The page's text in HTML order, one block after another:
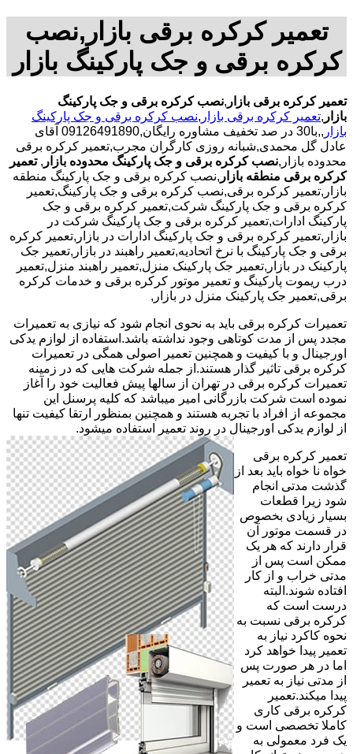
تعمیر کرکره برقی بازار,نصب
کرکره برقی و جک پارکینگ بازار
تعمیر کرکره برقی بازار ,نصب کرکره برقی و جک پارکینگ
بازار ,تعمیر کرکره برقی بازار ,نصب کرکره برقی و جک پارکینگ
بازار
,,با30 در صد تخفیف مشاوره رایگان,09126491890 آقای
عادل گل محمدی,شبانه روزی کارگران مجرب,تعمیر کرکره برقی
محدوده بازار,نصب کرکره برقی و جک پارکینگ محدوده بازار , تعمیر
کرکره برقی منطقه بازار ,نصب کرکره برقی و جک پارکینگ منطقه
بازار,تعمیر کرکره برقی,نصب کرکره برقی و جک پارکینگ,تعمیر
کرکره برقی و جک پارکینگ شرکت,تعمیر کرکره برقی و جک
پارکینگ ادارات,تعمیر کرکره برقی و جک پارکینگ شرکت در
بازار,تعمیر کرکره برقی و جک پارکینگ ادارات در بازار,تعمیر کرکره
برقی و جک پارکینگ با نرخ اتحادیه,تعمیر راهبند در بازار,تعمیر جک
پارکینک در بازار,تعمیر جک پارکینک منزل,تعمیر راهبند منزل,تعمیر
درب ریموت پارکینگ و تعمیر موتور کرکره برقی و خدمات کرکره
برقی,تعمیر جک پارکینک منزل در بازار,
تعمیرات کرکره برقی باید به نحوی انجام شود که نیازی به تعمیرات
مجدد پس از مدت کوتاهی وجود نداشته باشد.استفاده از لوازم یدکی
اورجینال و با کیفیت و همچنین تعمیر اصولی همگی در تعمیرات
کرکره برقی تاثیر گذار هستند.از جمله شرکت هایی که در زمینه
تعمیرات کرکره برقی در تهران از سالها پیش فعالیت خود را آغاز
نموده است شرکت بازرگانی امیر میباشد که کلیه پرسنل این
مجموعه از افراد با تجربه هستند و همچنین بمنظور ارتقا کیفیت تنها
از لوازم یدکی اورجینال در روند تعمیر استفاده میشود.
تعمیر کرکره برقی
خواه نا خواه باید بعد از
گذشت مدتی انجام
شود زیرا قطعات
بسیار زیادی بخصوص
در قسمت موتور آن
قرار دارند که هر یک
ممکن است پس از
مدتی خراب و از کار
افتاده شوند.البته
درست است که
کرکره برقی نسبت به
نحوه کاکرد نیاز به
تعمیر پیدا خواهد کرد
اما در هر صورت پس
از مدتی نیاز به تعمیر
پیدا میکند.تعمیر
کرکره برقی کاری
کاملا تخصصی است و
یک فرد معمولی به